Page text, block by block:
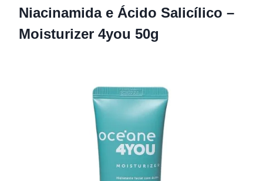
Niacinamida e Ácido Salicílico –
Moisturizer 4you 50g